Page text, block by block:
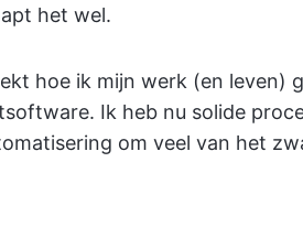
het wel.
hoe ik mijn werk (en leven)
Ik heb nu solide
om veel van het